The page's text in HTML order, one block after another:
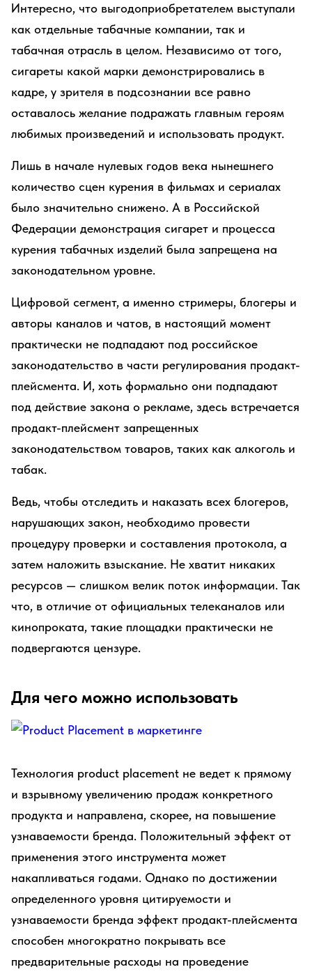
Интересно, что выгодоприобретателем выступали
как отдельные табачные компании, так и
табачная отрасль в целом. Независимо от того,
сигареты какой марки демонстрировались в
кадре, у зрителя в подсознании все равно
оставалось желание подражать главным героям
любимых произведений и использовать продукт.
Лишь в начале нулевых годов века нынешнего
количество сцен курения в фильмах и сериалах
было значительно снижено. А в Российской
Федерации демонстрация сигарет и процесса
курения табачных изделий была запрещена на
законодательном уровне.
Цифровой сегмент, а именно стримеры, блогеры и
авторы каналов и чатов, в настоящий момент
практически не подпадают под российское
законодательство в части регулирования продакт-
плейсмента. И, хоть формально они подпадают
под действие закона о рекламе, здесь встречается
продакт-плейсмент запрещенных
законодательством товаров, таких как алкоголь и
табак.
Ведь, чтобы отследить и наказать всех блогеров,
нарушающих закон, необходимо провести
процедуру проверки и составления протокола, а
затем наложить взыскание. Не хватит никаких
ресурсов — слишком велик поток информации. Так
что, в отличие от официальных телеканалов или
кинопроката, такие площадки практически не
подвергаются цензуре.
Для чего можно использовать
Технология product placement не ведет к прямому
и взрывному увеличению продаж конкретного
продукта и направлена, скорее, на повышение
узнаваемости бренда. Положительный эффект от
применения этого инструмента может
накапливаться годами. Однако по достижении
определенного уровня цитируемости и
узнаваемости бренда эффект продакт-плейсмента
способен многократно покрывать все
предварительные расходы на проведение